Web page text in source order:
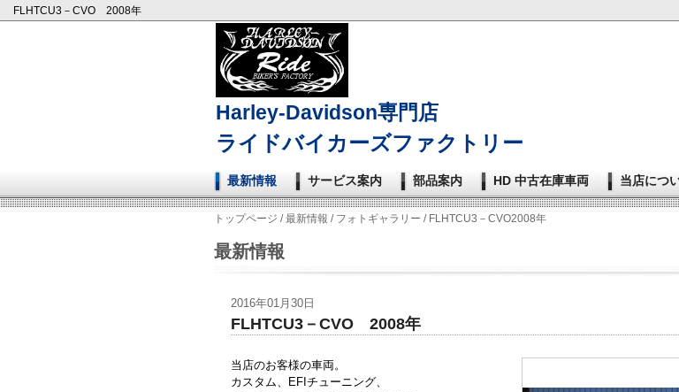
FLHTCU3－CVO 2008年
Harley-Davidson専門店
ライドバイカーズファクトリー
最新情報 サービス案内 部品案内 HD 中古在庫車両 当店につ
トップページ /最新情報 / フォトギャラリー / FLHTCU3－CVO2008年
最新情報
2016年01月30日
FLHTCU3－CVO 2008年
当店のお客様の車両。
カスタム、EFIチューニング、